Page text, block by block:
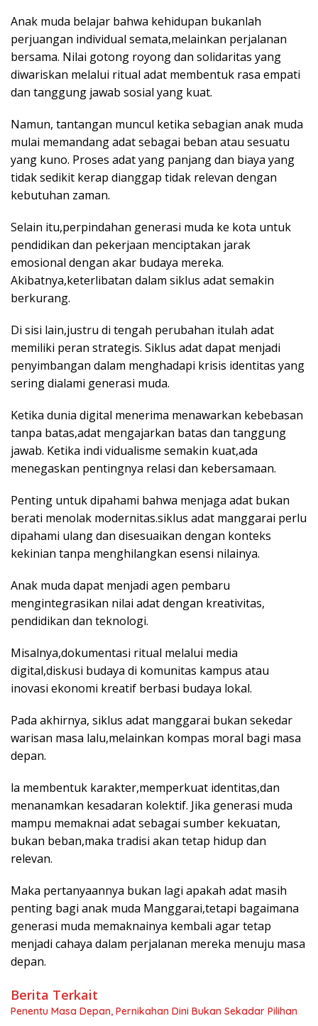
Anak muda belajar bahwa kehidupan bukanlah
perjuangan individual semata,melainkan perjalanan
bersama. Nilai gotong royong dan solidaritas yang
diwariskan melalui ritual adat membentuk rasa empati
dan tanggung jawab sosial yang kuat.
Namun, tantangan muncul ketika sebagian anak muda
mulai memandang adat sebagai beban atau sesuatu
yang kuno. Proses adat yang panjang dan biaya yang
tidak sedikit kerap dianggap tidak relevan dengan
kebutuhan zaman.
Selain itu,perpindahan generasi muda ke kota untuk
pendidikan dan pekerjaan menciptakan jarak
emosional dengan akar budaya mereka.
Akibatnya,keterlibatan dalam siklus adat semakin
berkurang.
Di sisi lain,justru di tengah perubahan itulah adat
memiliki peran strategis. Siklus adat dapat menjadi
penyimbangan dalam menghadapi krisis identitas yang
sering dialami generasi muda.
Ketika dunia digital menerima menawarkan kebebasan
tanpa batas,adat mengajarkan batas dan tanggung
jawab. Ketika indi vidualisme semakin kuat,ada
menegaskan pentingnya relasi dan kebersamaan.
Penting untuk dipahami bahwa menjaga adat bukan
berati menolak modernitas.siklus adat manggarai perlu
dipahami ulang dan disesuaikan dengan konteks
kekinian tanpa menghilangkan esensi nilainya.
Anak muda dapat menjadi agen pembaru
mengintegrasikan nilai adat dengan kreativitas,
pendidikan dan teknologi.
Misalnya,dokumentasi ritual melalui media
digital,diskusi budaya di komunitas kampus atau
inovasi ekonomi kreatif berbasi budaya lokal.
Pada akhirnya, siklus adat manggarai bukan sekedar
warisan masa lalu,melainkan kompas moral bagi masa
depan.
la membentuk karakter,memperkuat identitas,dan
menanamkan kesadaran kolektif. Jika generasi muda
mampu memaknai adat sebagai sumber kekuatan,
bukan beban,maka tradisi akan tetap hidup dan
relevan.
Maka pertanyaannya bukan lagi apakah adat masih
penting bagi anak muda Manggarai,tetapi bagaimana
generasi muda memaknainya kembali agar tetap
menjadi cahaya dalam perjalanan mereka menuju masa
depan.
Berita Terkait
Penentu Masa Depan, Pernikahan Dini Bukan Sekadar Pilihan